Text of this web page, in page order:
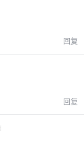
回复
回复